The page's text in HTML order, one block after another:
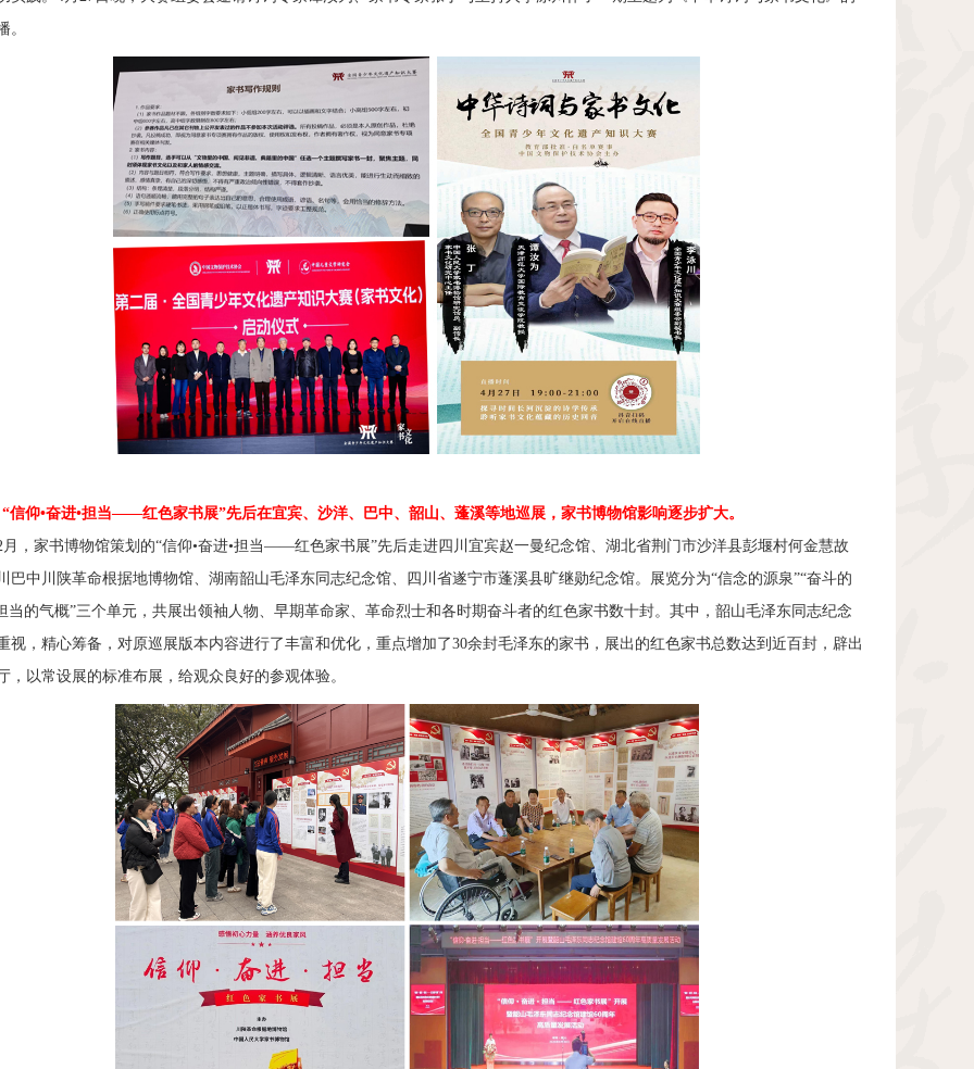
。
“信仰•奋进•担当——红色家书展”先后在宜宾、沙洋、巴中、韶山、蓬溪等地巡展，家书博物馆影响逐步扩大。
月，家书博物馆策划的“信仰•奋进•担当——红色家书展”先后走进四川宜宾赵一曼纪念馆、湖北省荆门市沙洋县彭堰村何金慧故
巴中川陕革命根据地博物馆、湖南韶山毛泽东同志纪念馆、四川省遂宁市蓬溪县旷继勋纪念馆。展览分为“信念的源泉”“奋斗的
当的气概”三个单元，共展出领袖人物、早期革命家、革命烈士和各时期奋斗者的红色家书数十封。其中，韶山毛泽东同志纪念
视，精心筹备，对原巡展版本内容进行了丰富和优化，重点增加了30余封毛泽东的家书，展出的红色家书总数达到近百封，辟出
，以常设展的标准布展，给观众良好的参观体验。